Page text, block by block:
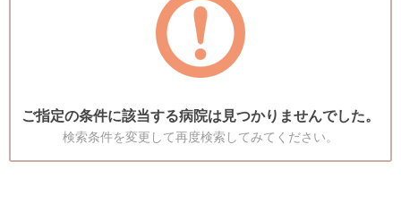
ご指定の条件に該当する病院は見つかりませんでした。
検索条件を変更して再度検索してみてください。